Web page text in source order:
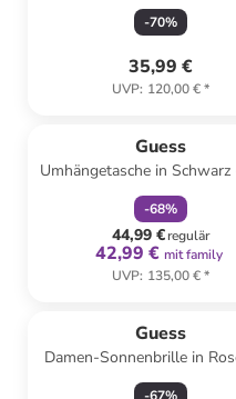
Dunkelblau
-70%
35,99 €
UVP: 120,00 €*
Guess
Umhängetasche in Schwarz
x (H)16 x (T)8 cm
-68%
44,99 €regulär
42,99 € mit family
UVP: 135,00 €*
Guess
Damen-Sonnenbrille in
Rosa